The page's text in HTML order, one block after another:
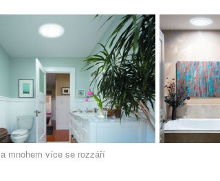
mnohem více se rozzáří